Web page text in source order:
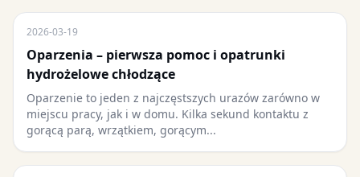
2026-03-19
Oparzenia – pierwsza pomoc i opatrunki
hydrożelowe chłodzące
Oparzenie to jeden z najczęstszych urazów zarówno w
miejscu pracy, jak i w domu. Kilka sekund kontaktu z
gorącą parą, wrzątkiem, gorącym...